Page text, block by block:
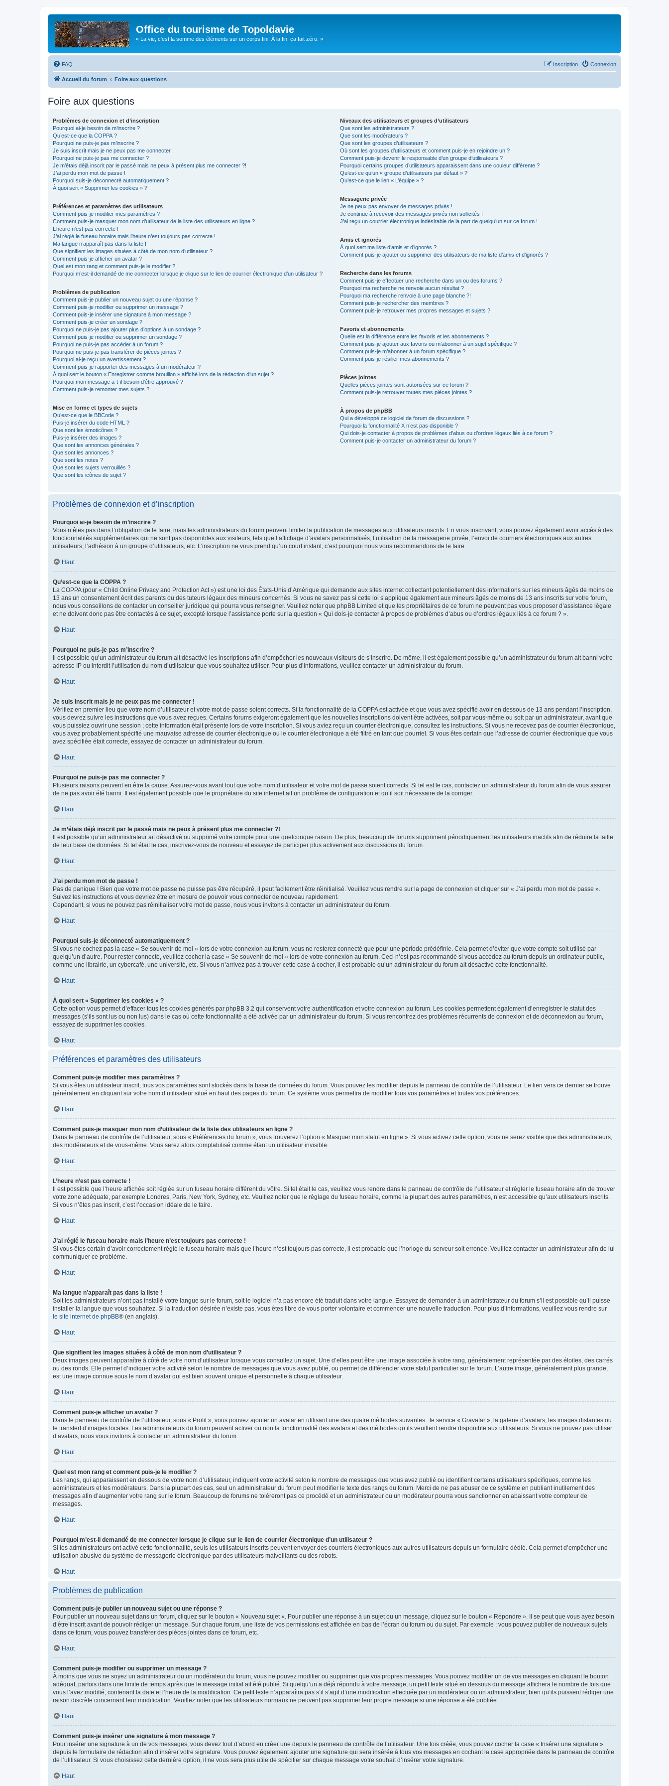
Office du tourisme de Topoldavie
« La vie, c'est la somme des éléments sur un corps fini. À la fin, ça fait zéro. »
FAQ Connexion
Inscription
Accueil du forum Foire aux questions
Foire aux questions
Problèmes de connexion et d’inscription
Pourquoi ai-je besoin de m’inscrire ?
Qu’est-ce que la COPPA ?
Pourquoi ne puis-je pas m’inscrire ?
Je suis inscrit mais je ne peux pas me connecter !
Pourquoi ne puis-je pas me connecter ?
Je m’étais déjà inscrit par le passé mais ne peux à présent plus me connecter ?!
J’ai perdu mon mot de passe !
Pourquoi suis-je déconnecté automatiquement ?
À quoi sert « Supprimer les cookies » ?
Préférences et paramètres des utilisateurs
Comment puis-je modifier mes paramètres ?
Comment puis-je masquer mon nom d’utilisateur de la liste des utilisateurs en ligne ?
L’heure n’est pas correcte !
J’ai réglé le fuseau horaire mais l’heure n’est toujours pas correcte !
Ma langue n’apparaît pas dans la liste !
Que signifient les images situées à côté de mon nom d’utilisateur ?
Comment puis-je afficher un avatar ?
Quel est mon rang et comment puis-je le modifier ?
Pourquoi m’est-il demandé de me connecter lorsque je clique sur le lien de courrier électronique d’un utilisateur ?
Problèmes de publication
Comment puis-je publier un nouveau sujet ou une réponse ?
Comment puis-je modifier ou supprimer un message ?
Comment puis-je insérer une signature à mon message ?
Comment puis-je créer un sondage ?
Pourquoi ne puis-je pas ajouter plus d’options à un sondage ?
Comment puis-je modifier ou supprimer un sondage ?
Pourquoi ne puis-je pas accéder à un forum ?
Pourquoi ne puis-je pas transférer de pièces jointes ?
Pourquoi ai-je reçu un avertissement ?
Comment puis-je rapporter des messages à un modérateur ?
À quoi sert le bouton « Enregistrer comme brouillon » affiché lors de la rédaction d’un sujet ?
Pourquoi mon message a-t-il besoin d’être approuvé ?
Comment puis-je remonter mes sujets ?
Mise en forme et types de sujets
Qu’est-ce que le BBCode ?
Puis-je insérer du code HTML ?
Que sont les émoticônes ?
Puis-je insérer des images ?
Que sont les annonces générales ?
Que sont les annonces ?
Que sont les notes ?
Que sont les sujets verrouillés ?
Que sont les icônes de sujet ?
Niveaux des utilisateurs et groupes d’utilisateurs
Que sont les administrateurs ?
Que sont les modérateurs ?
Que sont les groupes d’utilisateurs ?
Où sont les groupes d’utilisateurs et comment puis-je en rejoindre un ?
Comment puis-je devenir le responsable d’un groupe d’utilisateurs ?
Pourquoi certains groupes d’utilisateurs apparaissent dans une couleur différente ?
Qu’est-ce qu’un « groupe d’utilisateurs par défaut » ?
Qu’est-ce que le lien « L’équipe » ?
Messagerie privée
Je ne peux pas envoyer de messages privés !
Je continue à recevoir des messages privés non sollicités !
J’ai reçu un courrier électronique indésirable de la part de quelqu’un sur ce forum !
Amis et ignorés
À quoi sert ma liste d’amis et d’ignorés ?
Comment puis-je ajouter ou supprimer des utilisateurs de ma liste d’amis et d’ignorés ?
Recherche dans les forums
Comment puis-je effectuer une recherche dans un ou des forums ?
Pourquoi ma recherche ne renvoie aucun résultat ?
Pourquoi ma recherche renvoie à une page blanche ?!
Comment puis-je rechercher des membres ?
Comment puis-je retrouver mes propres messages et sujets ?
Favoris et abonnements
Quelle est la différence entre les favoris et les abonnements ?
Comment puis-je ajouter aux favoris ou m’abonner à un sujet spécifique ?
Comment puis-je m’abonner à un forum spécifique ?
Comment puis-je résilier mes abonnements ?
Pièces jointes
Quelles pièces jointes sont autorisées sur ce forum ?
Comment puis-je retrouver toutes mes pièces jointes ?
À propos de phpBB
Qui a développé ce logiciel de forum de discussions ?
Pourquoi la fonctionnalité X n’est pas disponible ?
Qui dois-je contacter à propos de problèmes d’abus ou d’ordres légaux liés à ce forum ?
Comment puis-je contacter un administrateur du forum ?
Problèmes de connexion et d’inscription
Pourquoi ai-je besoin de m’inscrire ?
Vous n’êtes pas dans l’obligation de le faire, mais les administrateurs du forum peuvent limiter la publication de messages aux utilisateurs inscrits. En vous inscrivant, vous pouvez également avoir accès à des
fonctionnalités supplémentaires qui ne sont pas disponibles aux visiteurs, tels que l’affichage d’avatars personnalisés, l’utilisation de la messagerie privée, l’envoi de courriers électroniques aux autres
utilisateurs, l’adhésion à un groupe d’utilisateurs, etc. L’inscription ne vous prend qu’un court instant, c’est pourquoi nous vous recommandons de le faire.
Haut
Qu’est-ce que la COPPA ?
La COPPA (pour « Child Online Privacy and Protection Act ») est une loi des États-Unis d’Amérique qui demande aux sites internet collectant potentiellement des informations sur les mineurs âgés de moins de
13 ans un consentement écrit des parents ou des tuteurs légaux des mineurs concernés. Si vous ne savez pas si cette loi s’applique également aux mineurs âgés de moins de 13 ans inscrits sur votre forum,
nous vous conseillons de contacter un conseiller juridique qui pourra vous renseigner. Veuillez noter que phpBB Limited et que les propriétaires de ce forum ne peuvent pas vous proposer d’assistance légale
et ne doivent donc pas être contactés à ce sujet, excepté lorsque l’assistance porte sur la question « Qui dois-je contacter à propos de problèmes d’abus ou d’ordres légaux liés à ce forum ? ».
Haut
Pourquoi ne puis-je pas m’inscrire ?
Il est possible qu’un administrateur du forum ait désactivé les inscriptions afin d’empêcher les nouveaux visiteurs de s’inscrire. De même, il est également possible qu’un administrateur du forum ait banni votre
adresse IP ou interdit l’utilisation du nom d’utilisateur que vous souhaitez utiliser. Pour plus d’informations, veuillez contacter un administrateur du forum.
Haut
Je suis inscrit mais je ne peux pas me connecter !
Vérifiez en premier lieu que votre nom d’utilisateur et votre mot de passe soient corrects. Si la fonctionnalité de la COPPA est activée et que vous avez spécifié avoir en dessous de 13 ans pendant l’inscription,
vous devrez suivre les instructions que vous avez reçues. Certains forums exigeront également que les nouvelles inscriptions doivent être activées, soit par vous-même ou soit par un administrateur, avant que
vous puissiez ouvrir une session ; cette information était présente lors de votre inscription. Si vous aviez reçu un courrier électronique, consultez les instructions. Si vous ne recevez pas de courrier électronique,
vous avez probablement spécifié une mauvaise adresse de courrier électronique ou le courrier électronique a été filtré en tant que pourriel. Si vous êtes certain que l’adresse de courrier électronique que vous
avez spécifiée était correcte, essayez de contacter un administrateur du forum.
Haut
Pourquoi ne puis-je pas me connecter ?
Plusieurs raisons peuvent en être la cause. Assurez-vous avant tout que votre nom d’utilisateur et votre mot de passe soient corrects. Si tel est le cas, contactez un administrateur du forum afin de vous assurer
de ne pas avoir été banni. Il est également possible que le propriétaire du site internet ait un problème de configuration et qu’il soit nécessaire de la corriger.
Haut
Je m’étais déjà inscrit par le passé mais ne peux à présent plus me connecter ?!
Il est possible qu’un administrateur ait désactivé ou supprimé votre compte pour une quelconque raison. De plus, beaucoup de forums suppriment périodiquement les utilisateurs inactifs afin de réduire la taille
de leur base de données. Si tel était le cas, inscrivez-vous de nouveau et essayez de participer plus activement aux discussions du forum.
Haut
J’ai perdu mon mot de passe !
Pas de panique ! Bien que votre mot de passe ne puisse pas être récupéré, il peut facilement être réinitialisé. Veuillez vous rendre sur la page de connexion et cliquer sur « J’ai perdu mon mot de passe ».
Suivez les instructions et vous devriez être en mesure de pouvoir vous connecter de nouveau rapidement.
Cependant, si vous ne pouvez pas réinitialiser votre mot de passe, nous vous invitons à contacter un administrateur du forum.
Haut
Pourquoi suis-je déconnecté automatiquement ?
Si vous ne cochez pas la case « Se souvenir de moi » lors de votre connexion au forum, vous ne resterez connecté que pour une période prédéfinie. Cela permet d’éviter que votre compte soit utilisé par
quelqu’un d’autre. Pour rester connecté, veuillez cocher la case « Se souvenir de moi » lors de votre connexion au forum. Ceci n’est pas recommandé si vous accédez au forum depuis un ordinateur public,
comme une librairie, un cybercafé, une université, etc. Si vous n’arrivez pas à trouver cette case à cocher, il est probable qu’un administrateur du forum ait désactivé cette fonctionnalité.
Haut
À quoi sert « Supprimer les cookies » ?
Cette option vous permet d’effacer tous les cookies générés par phpBB 3.2 qui conservent votre authentification et votre connexion au forum. Les cookies permettent également d’enregistrer le statut des
messages (s’ils sont lus ou non lus) dans le cas où cette fonctionnalité a été activée par un administrateur du forum. Si vous rencontrez des problèmes récurrents de connexion et de déconnexion au forum,
essayez de supprimer les cookies.
Haut
Préférences et paramètres des utilisateurs
Comment puis-je modifier mes paramètres ?
Si vous êtes un utilisateur inscrit, tous vos paramètres sont stockés dans la base de données du forum. Vous pouvez les modifier depuis le panneau de contrôle de l’utilisateur. Le lien vers ce dernier se trouve
généralement en cliquant sur votre nom d’utilisateur situé en haut des pages du forum. Ce système vous permettra de modifier tous vos paramètres et toutes vos préférences.
Haut
Comment puis-je masquer mon nom d’utilisateur de la liste des utilisateurs en ligne ?
Dans le panneau de contrôle de l’utilisateur, sous « Préférences du forum », vous trouverez l’option « Masquer mon statut en ligne ». Si vous activez cette option, vous ne serez visible que des administrateurs,
des modérateurs et de vous-même. Vous serez alors comptabilisé comme étant un utilisateur invisible.
Haut
L’heure n’est pas correcte !
Il est possible que l’heure affichée soit réglée sur un fuseau horaire différent du vôtre. Si tel était le cas, veuillez vous rendre dans le panneau de contrôle de l’utilisateur et régler le fuseau horaire afin de trouver
votre zone adéquate, par exemple Londres, Paris, New York, Sydney, etc. Veuillez noter que le réglage du fuseau horaire, comme la plupart des autres paramètres, n’est accessible qu’aux utilisateurs inscrits.
Si vous n’êtes pas inscrit, c’est l’occasion idéale de le faire.
Haut
J’ai réglé le fuseau horaire mais l’heure n’est toujours pas correcte !
Si vous êtes certain d’avoir correctement réglé le fuseau horaire mais que l’heure n’est toujours pas correcte, il est probable que l’horloge du serveur soit erronée. Veuillez contacter un administrateur afin de lui
communiquer ce problème.
Haut
Ma langue n’apparaît pas dans la liste !
Soit les administrateurs n’ont pas installé votre langue sur le forum, soit le logiciel n’a pas encore été traduit dans votre langue. Essayez de demander à un administrateur du forum s’il est possible qu’il puisse
installer la langue que vous souhaitez. Si la traduction désirée n’existe pas, vous êtes libre de vous porter volontaire et commencer une nouvelle traduction. Pour plus d’informations, veuillez vous rendre sur
le site internet de phpBB® (en anglais).
Haut
Que signifient les images situées à côté de mon nom d’utilisateur ?
Deux images peuvent apparaître à côté de votre nom d’utilisateur lorsque vous consultez un sujet. Une d’elles peut être une image associée à votre rang, généralement représentée par des étoiles, des carrés
ou des ronds. Elle permet d’indiquer votre activité selon le nombre de messages que vous avez publié, ou permet de différencier votre statut particulier sur le forum. L’autre image, généralement plus grande,
est une image connue sous le nom d’avatar qui est bien souvent unique et personnelle à chaque utilisateur.
Haut
Comment puis-je afficher un avatar ?
Dans le panneau de contrôle de l’utilisateur, sous « Profil », vous pouvez ajouter un avatar en utilisant une des quatre méthodes suivantes : le service « Gravatar », la galerie d’avatars, les images distantes ou
le transfert d’images locales. Les administrateurs du forum peuvent activer ou non la fonctionnalité des avatars et des méthodes qu’ils veuillent rendre disponible aux utilisateurs. Si vous ne pouvez pas utiliser
d’avatars, nous vous invitons à contacter un administrateur du forum.
Haut
Quel est mon rang et comment puis-je le modifier ?
Les rangs, qui apparaissent en dessous de votre nom d’utilisateur, indiquent votre activité selon le nombre de messages que vous avez publié ou identifient certains utilisateurs spécifiques, comme les
administrateurs et les modérateurs. Dans la plupart des cas, seul un administrateur du forum peut modifier le texte des rangs du forum. Merci de ne pas abuser de ce système en publiant inutilement des
messages afin d’augmenter votre rang sur le forum. Beaucoup de forums ne toléreront pas ce procédé et un administrateur ou un modérateur pourra vous sanctionner en abaissant votre compteur de
messages.
Haut
Pourquoi m’est-il demandé de me connecter lorsque je clique sur le lien de courrier électronique d’un utilisateur ?
Si les administrateurs ont activé cette fonctionnalité, seuls les utilisateurs inscrits peuvent envoyer des courriers électroniques aux autres utilisateurs depuis un formulaire dédié. Cela permet d’empêcher une
utilisation abusive du système de messagerie électronique par des utilisateurs malveillants ou des robots.
Haut
Problèmes de publication
Comment puis-je publier un nouveau sujet ou une réponse ?
Pour publier un nouveau sujet dans un forum, cliquez sur le bouton « Nouveau sujet ». Pour publier une réponse à un sujet ou un message, cliquez sur le bouton « Répondre ». Il se peut que vous ayez besoin
d’être inscrit avant de pouvoir rédiger un message. Sur chaque forum, une liste de vos permissions est affichée en bas de l’écran du forum ou du sujet. Par exemple : vous pouvez publier de nouveaux sujets
dans ce forum, vous pouvez transférer des pièces jointes dans ce forum, etc.
Haut
Comment puis-je modifier ou supprimer un message ?
À moins que vous ne soyez un administrateur ou un modérateur du forum, vous ne pouvez modifier ou supprimer que vos propres messages. Vous pouvez modifier un de vos messages en cliquant le bouton
adéquat, parfois dans une limite de temps après que le message initial ait été publié. Si quelqu’un a déjà répondu à votre message, un petit texte situé en dessous du message affichera le nombre de fois que
vous l’avez modifié, contenant la date et l’heure de la modification. Ce petit texte n’apparaîtra pas s’il s’agit d’une modification effectuée par un modérateur ou un administrateur, bien qu’ils puissent rédiger une
raison discrète concernant leur modification. Veuillez noter que les utilisateurs normaux ne peuvent pas supprimer leur propre message si une réponse a été publiée.
Haut
Comment puis-je insérer une signature à mon message ?
Pour insérer une signature à un de vos messages, vous devez tout d’abord en créer une depuis le panneau de contrôle de l’utilisateur. Une fois créée, vous pouvez cocher la case « Insérer une signature »
depuis le formulaire de rédaction afin d’insérer votre signature. Vous pouvez également ajouter une signature qui sera insérée à tous vos messages en cochant la case appropriée dans le panneau de contrôle
de l’utilisateur. Si vous choisissez cette dernière option, il ne vous sera plus utile de spécifier sur chaque message votre souhait d’insérer votre signature.
Haut